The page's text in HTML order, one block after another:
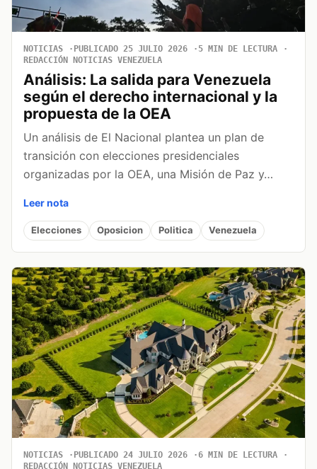
NOTICIAS PUBLICADO 25 JULIO 2026
5 MIN DE LECTURA
REDACCIÓN NOTICIAS VENEZUELA
Análisis: La salida para Venezuela
según el derecho internacional y la
propuesta de la OEA
Un análisis de El Nacional plantea un plan de
transición con elecciones presidenciales
organizadas por la OEA, una Misión de Paz y…
Leer nota
Elecciones Oposicion Politica Venezuela
NOTICIAS PUBLICADO 24 JULIO 2026
6 MIN DE LECTURA
REDACCIÓN NOTICIAS VENEZUELA